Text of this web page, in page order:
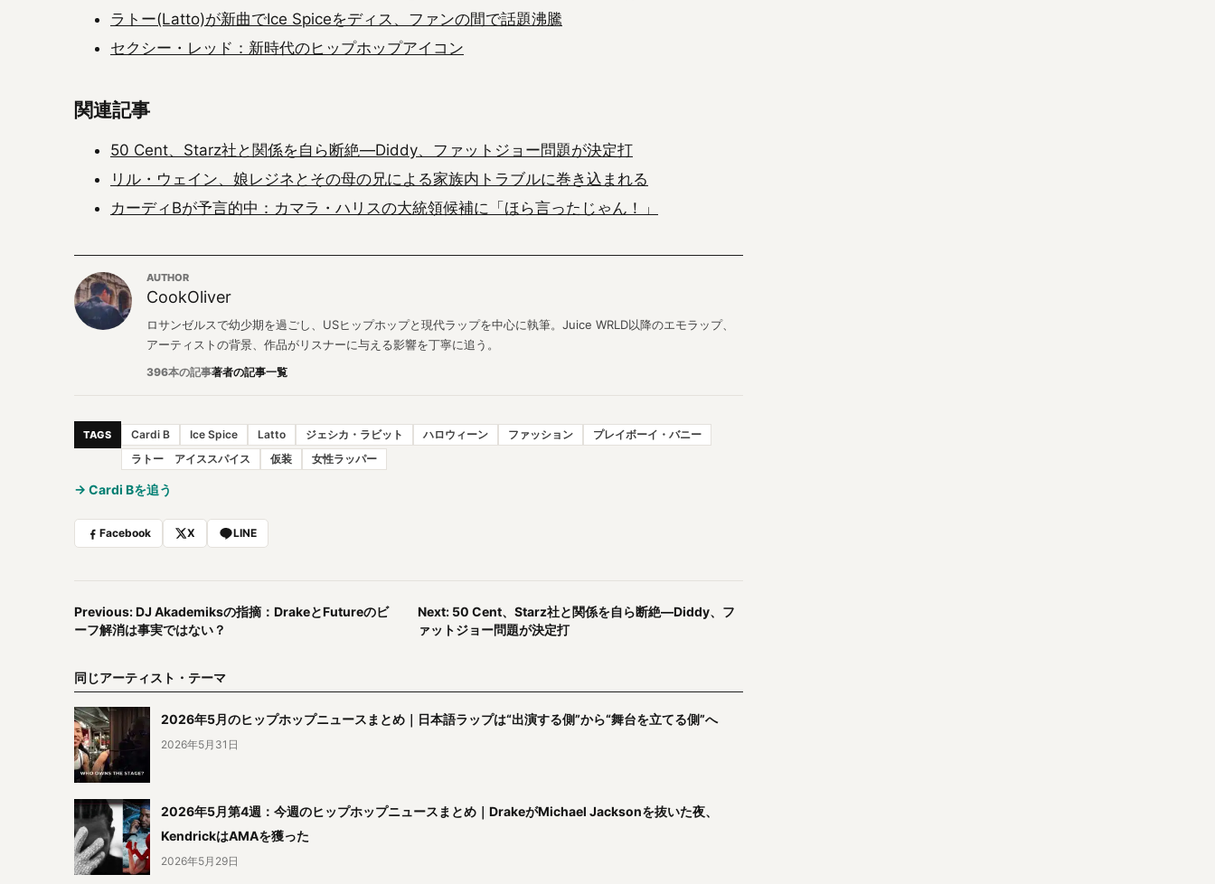
ラトー(Latto)が新曲でIce Spiceをディス、ファンの間で話題沸騰
セクシー・レッド：新時代のヒップホップアイコン
関連記事
50 Cent、Starz社と関係を自ら断絶—Diddy、ファットジョー問題が決定打
リル・ウェイン、娘レジネとその母の兄による家族内トラブルに巻き込まれる
カーディBが予言的中：カマラ・ハリスの大統領候補に「ほら言ったじゃん！」
AUTHOR
CookOliver
ロサンゼルスで幼少期を過ごし、USヒップホップと現代ラップを中心に執筆。Juice WRLD以降のエモラップ、
アーティストの背景、作品がリスナーに与える影響を丁寧に追う。
396本の記事著者の記事一覧
TAGS Cardi B Ice Spice Latto ジェシカ・ラビット ハロウィーン ファッション
プレイボーイ・バニー
ラトー アイススパイス
仮装 女性ラッパー
→ Cardi Bを追う
Facebook X LINE
Previous: DJ Akademiksの指摘：DrakeとFutureのビ
ーフ解消は事実ではない？
Next: 50 Cent、Starz社と関係を自ら断絶—Diddy、フ
ァットジョー問題が決定打
同じアーティスト・テーマ
2026年5月のヒップホップニュースまとめ｜日本語ラップは“出演する側”から“舞台を立てる側”へ
2026年5月31日
2026年5月第4週：今週のヒップホップニュースまとめ｜DrakeがMichael Jacksonを抜いた夜、
KendrickはAMAを獲った
2026年5月29日